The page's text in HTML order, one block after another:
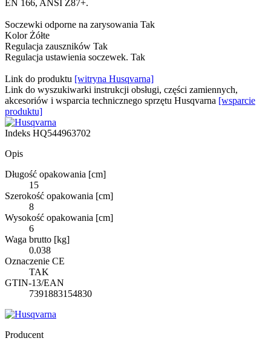
EN 166, ANSI Z87+.
Soczewki odporne na zarysowania Tak
Kolor Żółte
Regulacja zauszników Tak
Regulacja ustawienia soczewek. Tak
Link do produktu [witryna Husqvarna]
Link do wyszukiwarki instrukcji obsługi, części zamiennych,
akcesoriów i wsparcia technicznego sprzętu Husqvarna [wsparcie
produktu]
Indeks HQ544963702
Opis
Długość opakowania [cm]
15
Szerokość opakowania [cm]
8
Wysokość opakowania [cm]
6
Waga brutto [kg]
0.038
Oznaczenie CE
TAK
GTIN-13/EAN
7391883154830
Producent